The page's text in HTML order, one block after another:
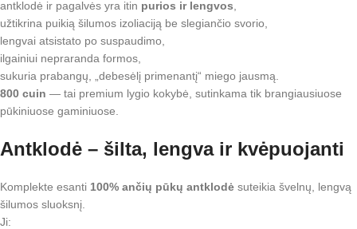
antklodė ir pagalvės yra itin purios ir lengvos
užtikrina puikią šilumos izoliaciją be slegiančio svorio,
lengvai atsistato po suspaudimo,
ilgainiui nepraranda formos,
sukuria prabangų, „debesėlį primenantį“ miego jausmą.
800 cuin — tai premium lygio kokybė, sutinkama tik brangiausiuose
pūkiniuose gaminiuose.
Antklodė – šilta, lengva ir kvėpuojanti
Komplekte esanti 100% ančių pūkų antklodė suteikia švelnų, lengvą
šilumos sluoksnį.
Ji: